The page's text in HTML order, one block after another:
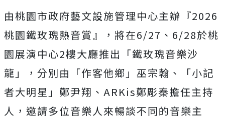
由桃園市政府藝文設施管理中心主辦『2026
桃園鐵玫瑰熱音賞』，將在6/27、6/28於桃
園展演中心2樓大廳推出「鐵玫瑰音樂沙
龍」，分別由「作客他鄉」巫宗翰、「小記
者大明星」鄭尹翔、 ARKis鄭彫秦擔任主持
人，邀請多位音樂人來暢談不同的音樂主